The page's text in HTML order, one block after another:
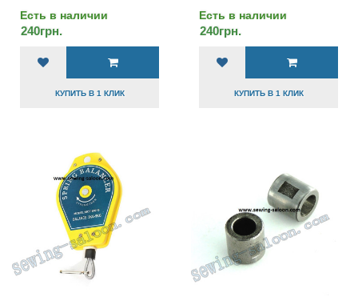
Есть в наличии
240грн.
КУПИТЬ В 1 КЛИК
Есть в наличии
240грн.
КУПИТЬ В 1 КЛИК